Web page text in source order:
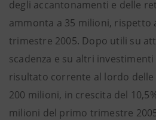
degli accantonamenti e delle
ammonta a 35 milioni, rispetto
trimestre 2005. Dopo utili su
scadenza e su altri
risultato corrente al lordo
200 milioni, in crescita del
milioni del primo trimestre